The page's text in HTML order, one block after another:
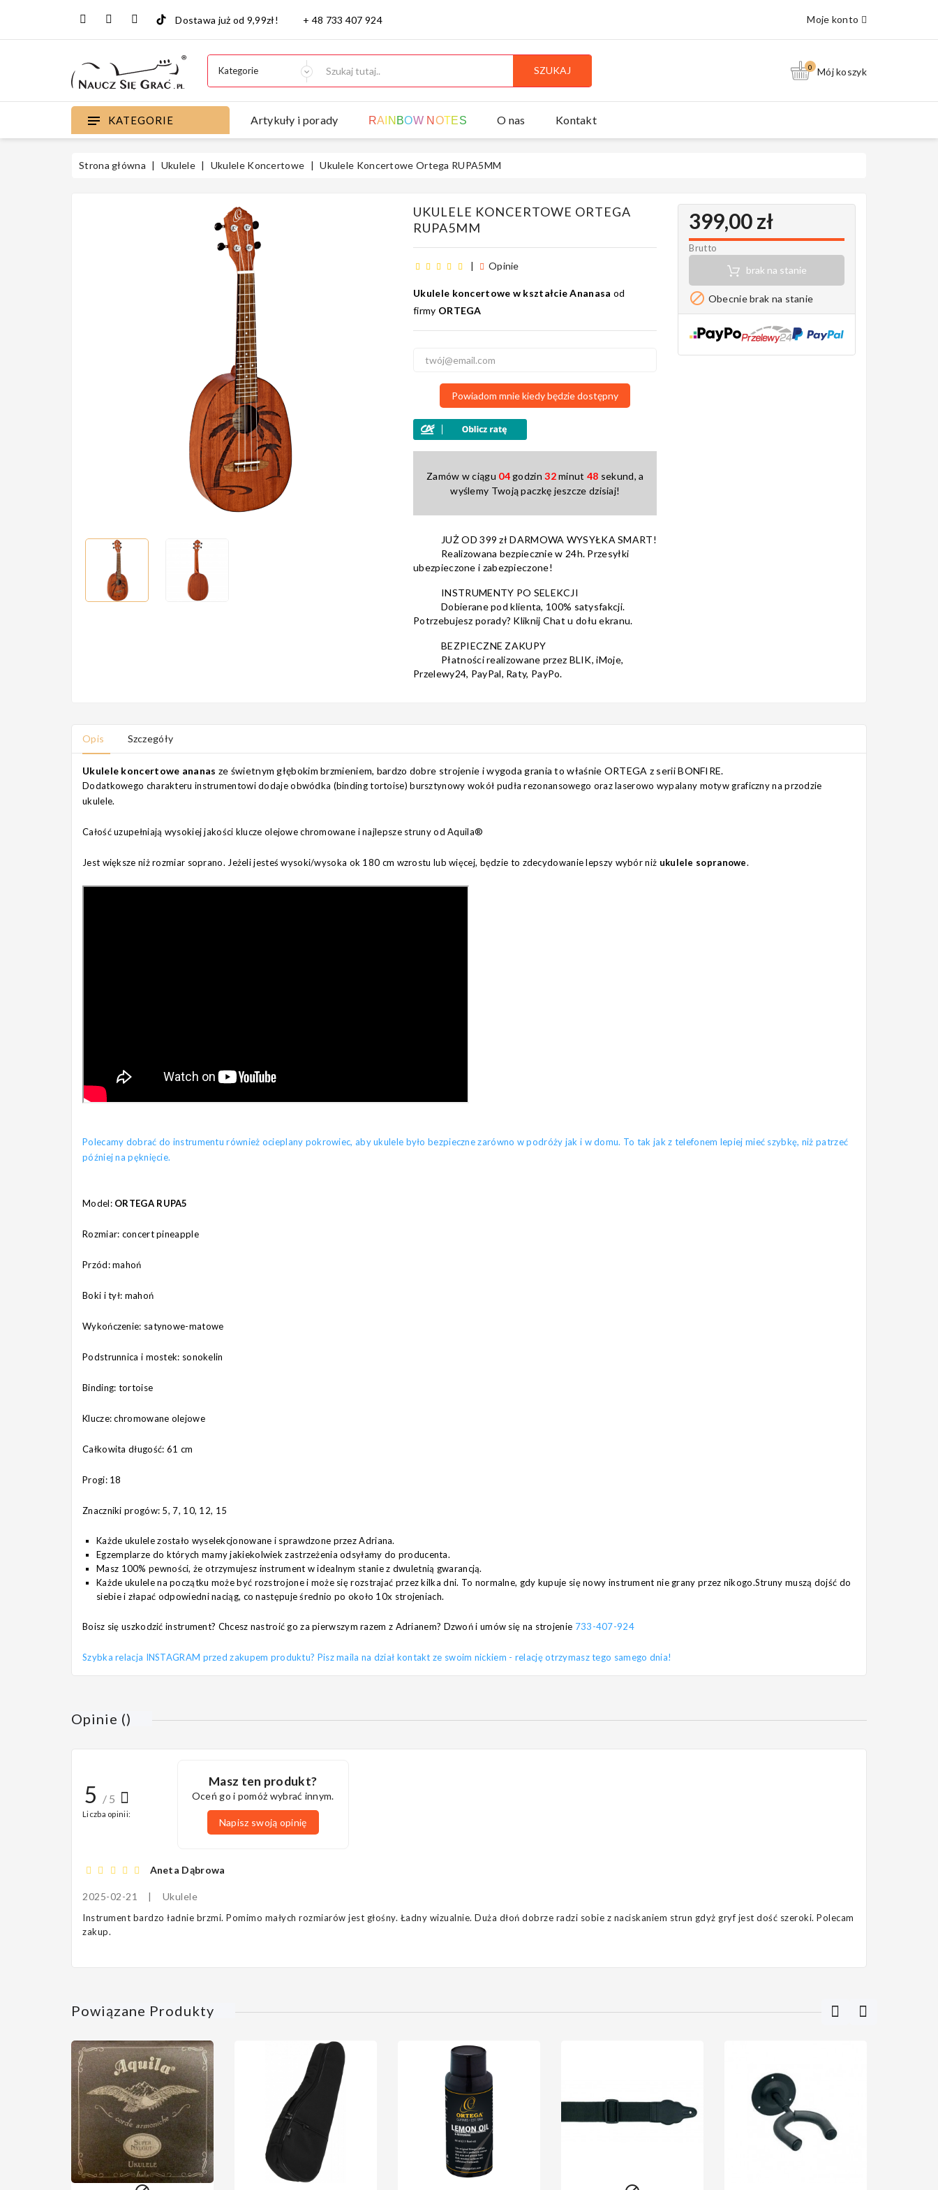
Dostawa już od 9,99zł! + 48 733 407 924 Moje konto
SZUKAJ 0 Mój koszyk
KATEGORIE Artykuły i porady RA N BOW N OTES O nas Kontakt
Strona główna Ukulele Ukulele Koncertowe Ukulele Koncertowe Ortega RUPA5MM
UKULELE KONCERTOWE ORTEGA
RUPA5MM
| Opinie
5 1
4
Ukulele koncertowe w kształcie Ananasa od
firmy ORTEGA
Powiadom mnie kiedy będzie dostępny
Zamów w ciągu 04 godzin 32minut 47 sekund, a
wyślemy Twoją paczkę jeszcze dzisiaj!
JUŻ OD 399 zł DARMOWA WYSYŁKA SMART!
Realizowana bezpiecznie w 24h. Przesyłki
ubezpieczone i zabezpieczone!
INSTRUMENTY PO SELEKCJI
Dobierane pod klienta, 100% satysfakcji.
Potrzebujesz porady? Kliknij Chat u dołu ekranu.
BEZPIECZNE ZAKUPY
Płatności realizowane przez BLIK, iMoje,
Przelewy24, PayPal, Raty, PayPo.
399,00 zł
Brutto
brak na stanie
 Obecnie brak na stanie
Opis Szczegóły
Ukulele koncertowe ananas ze świetnym głębokim brzmieniem, bardzo dobre strojenie i wygoda grania to właśnie ORTEGA z serii BONFIRE.
Dodatkowego charakteru instrumentowi dodaje obwódka (binding tortoise) bursztynowy wokół pudła rezonansowego oraz laserowo wypalany motyw graficzny na przodzie
ukulele.
Całość uzupełniają wysokiej jakości klucze olejowe chromowane i najlepsze struny od Aquila®
Jest większe niż rozmiar soprano. Jeżeli jesteś wysoki/wysoka ok 180 cm wzrostu lub więcej, będzie to zdecydowanie lepszy wybór niż ukulele sopranowe.
Polecamy dobrać do instrumentu również ocieplany pokrowiec, aby ukulele było bezpieczne zarówno w podróży jak i w domu. To tak jak z telefonem lepiej mieć szybkę, niż patrzeć
później na pęknięcie.
Model: ORTEGA RUPA5
Rozmiar: concert pineapple
Przód: mahoń
Boki i tył: mahoń
Wykończenie: satynowe-matowe
Podstrunnica i mostek: sonokelin
Binding: tortoise
Klucze: chromowane olejowe
Całkowita długość: 61 cm
Progi: 18
Znaczniki progów: 5, 7, 10, 12, 15
Każde ukulele zostało wyselekcjonowane i sprawdzone przez Adriana.
Egzemplarze do których mamy jakiekolwiek zastrzeżenia odsyłamy do producenta.
Masz 100% pewności, że otrzymujesz instrument w idealnym stanie z dwuletnią gwarancją.
Każde ukulele na początku może być rozstrojone i może się rozstrajać przez kilka dni. To normalne, gdy kupuje się nowy instrument nie grany przez nikogo.Struny muszą dojść do
siebie i złapać odpowiedni naciąg, co następuje średnio po około 10x strojeniach.
Boisz się uszkodzić instrument? Chcesz nastroić go za pierwszym razem z Adrianem? Dzwoń i umów się na strojenie 733-407-924
Szybka relacja INSTAGRAM przed zakupem produktu? Pisz maila na dział kontakt ze swoim nickiem - relację otrzymasz tego samego dnia!
Opinie ()
5 / 5
Liczba opinii:
Masz ten produkt?
Oceń go i pomóż wybrać innym.
Napisz swoją opinię
Aneta Dąbrowa
2025-02-21 | Ukulele
Instrument bardzo ładnie brzmi. Pomimo małych rozmiarów jest głośny. Ładny wizualnie. Duża dłoń dobrze radzi sobie z naciskaniem strun gdyż gryf jest dość szeroki. Polecam
zakup.
Powiązane Produkty